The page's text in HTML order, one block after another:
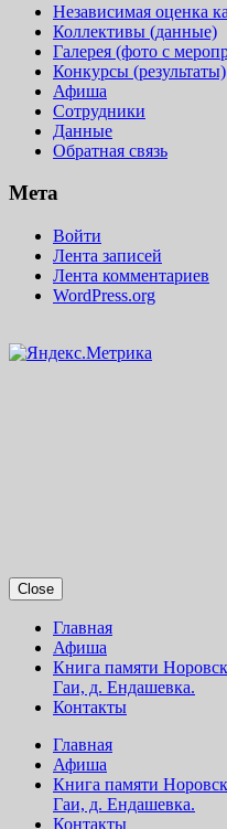
Независимая оценка
Коллективы (данные)
Галерея (фото с
Конкурсы (результаты)
Афиша
Сотрудники
Данные
Обратная связь
Мета
Войти
Лента записей
Лента комментариев
WordPress.org
Close
Главная
Афиша
Книга памяти
Гаи, д. Ендашевка.
Контакты
Главная
Афиша
Книга памяти
Гаи, д. Ендашевка.
Контакты